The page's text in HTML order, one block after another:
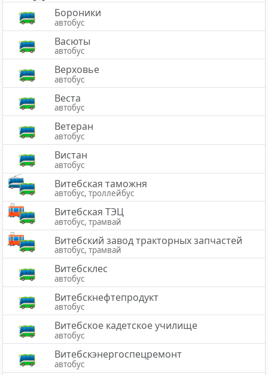
Бороники
автобус
Васюты
автобус
Верховье
автобус
Веста
автобус
Ветеран
автобус
Вистан
автобус
Витебская таможня
автобус, троллейбус
Витебская ТЭЦ
автобус, трамвай
Витебский завод тракторных запчастей
автобус, трамвай
Витебсклес
автобус
Витебскнефтепродукт
автобус
Витебское кадетское училище
автобус
Витебскэнергоспецремонт
автобус